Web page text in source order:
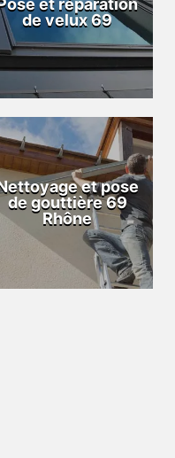
Pose et réparation
de velux 69
et pose
de gouttière 69
Rhône